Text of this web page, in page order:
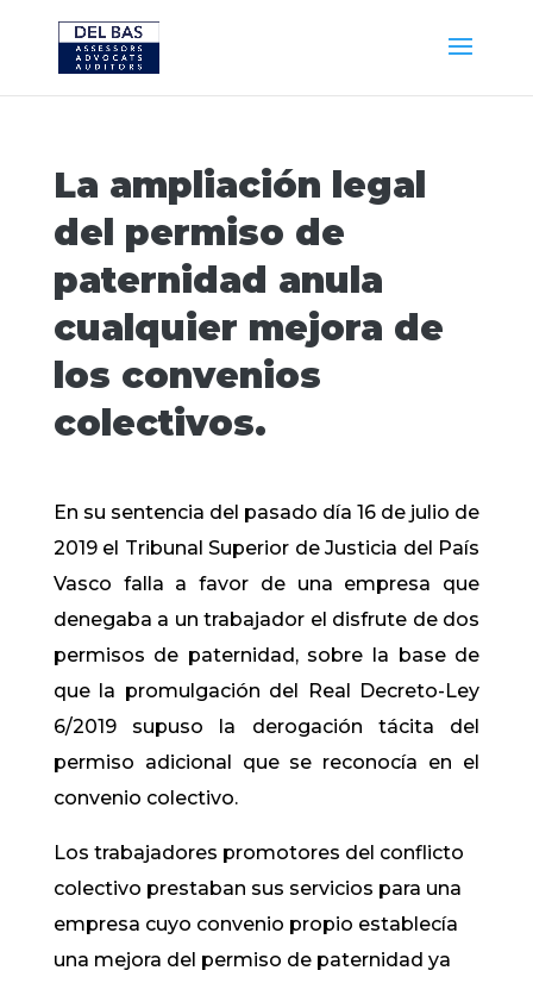
La ampliación legal
del permiso de
paternidad anula
cualquier mejora de
los convenios
colectivos.
En su sentencia del pasado día 16 de julio de
2019 el Tribunal Superior de Justicia del País
Vasco falla a favor de una empresa que
denegaba a un trabajador el disfrute de dos
permisos de paternidad, sobre la base de
que la promulgación del Real Decreto-Ley
6/2019 supuso la derogación tácita del
permiso adicional que se reconocía en el
convenio colectivo.
Los trabajadores promotores del conflicto
colectivo prestaban sus servicios para una
empresa cuyo convenio propio establecía
una mejora del permiso de paternidad ya